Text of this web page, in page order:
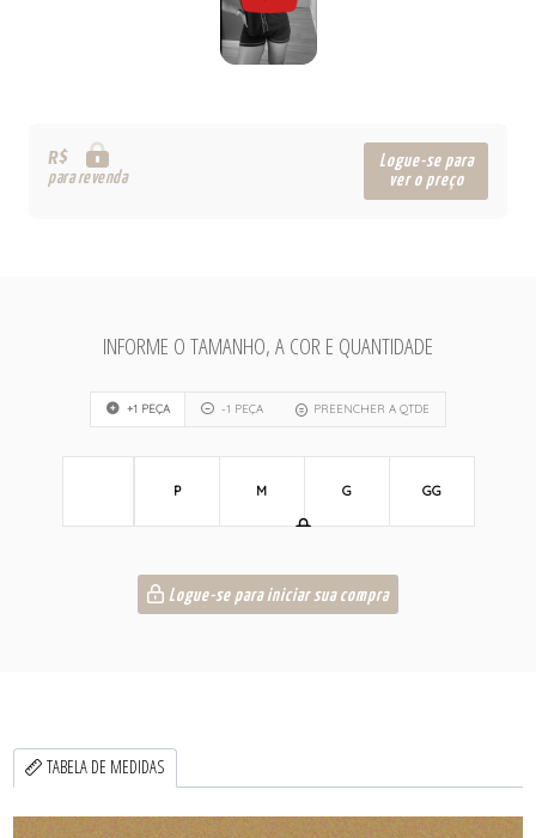
R$
para revenda
Logue-se para
ver o preço
INFORME O TAMANHO, A COR E QUANTIDADE
+1 PEÇA -1 PEÇA PREENCHER A QTDE
P M G GG
Logue-se para iniciar sua compra
TABELA DE MEDIDAS